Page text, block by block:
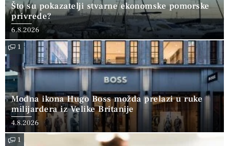
Što su pokazatelji stvarne ekonomske pomorske
privrede?
6.8.2026
1
Modna ikona Hugo Boss možda prelazi u ruke
milijardera iz Velike Britanije
4.8.2026
1